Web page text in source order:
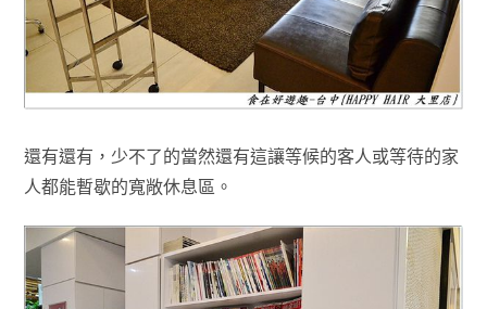
還有還有 ， 少不了的當然還有這讓等候的客人或等待的家
人都能暫歇的寬敞休息區 。